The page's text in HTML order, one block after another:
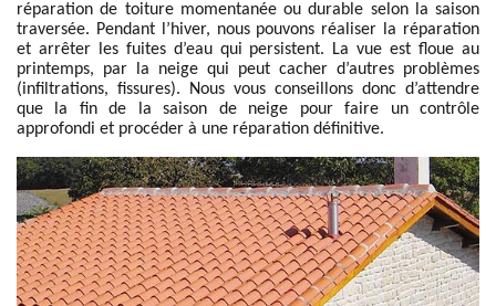
réparation de toiture momentanée ou durable selon la saison
traversée. Pendant l’hiver, nous pouvons réaliser la réparation
et arrêter les fuites d’eau qui persistent. La vue est floue au
printemps, par la neige qui peut cacher d’autres problèmes
(infiltrations, fissures). Nous vous conseillons donc d’attendre
que la fin de la saison de neige pour faire un contrôle
approfondi et procéder à une réparation définitive.